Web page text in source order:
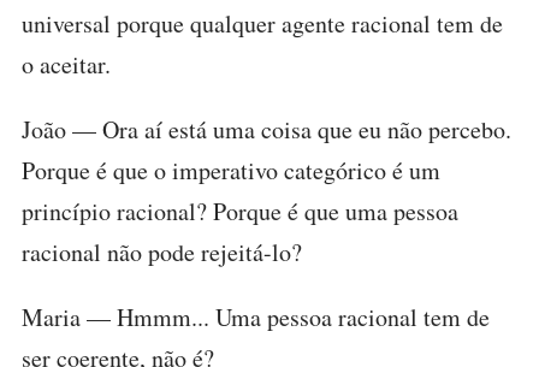
universal porque qualquer agente racional tem de
o aceitar.
João — Ora aí está uma coisa que eu não percebo.
Porque é que o imperativo categórico é um
princípio racional? Porque é que uma pessoa
racional não pode rejeitá-lo?
Maria — Hmmm... Uma pessoa racional tem de
ser coerente, não é?